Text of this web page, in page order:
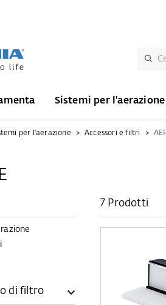
Sistemi per l'aerazione
per l'aerazione Accessori e filtri
di filtro
7 Prodotti